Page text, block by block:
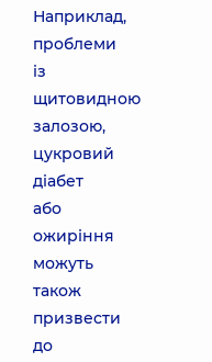
Наприклад,
проблеми
із
щитовидною
залозою,
цукровий
діабет
або
ожиріння
можуть
також
призвести
до